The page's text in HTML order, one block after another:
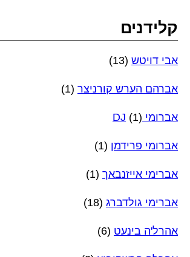
קלידנים
אבי דויטש (13)
אברהם הערש קורניצר (1)
אברומי DJ (1)
אברומי פרידמן (1)
אברימי אייזנבאך (1)
אברימי גולדברג (18)
אהרל'ה בינעט (6)